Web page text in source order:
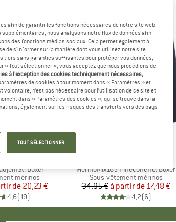
+9
Boxer
mérinos
Prix
Prix réduit
de 20,23 €
4,6(19)
Article
MerinoMix165 PineconeHe. Boxer
Product group
Sous-vêtement mérinos
Prix
34,95 € Prix réduit
à partir de 17,48 €
4,2(6)
Jusqu'à -50 %
afin de garantir les fonctions nécessaires de notre site web.
nous analysons notre flux de données afin
des fonctions médias sociaux. Cela permet également à
de s'informer sur la manière dont vous utilisez notre site
tiers sans garanties suffisantes pour protéger vos données,
« Tout sélectionner », vous acceptez que nous procédions de
à l’exception des cookies techniquement nécessaires,
de cookies à tout moment dans « Paramètres » et
n’est pas nécessaire pour l’utilisation de ce site et
dans « Paramètres des cookies », qui se trouve dans la
également sur les risques des transferts vers des pays
TOUT SÉLECTIONNER